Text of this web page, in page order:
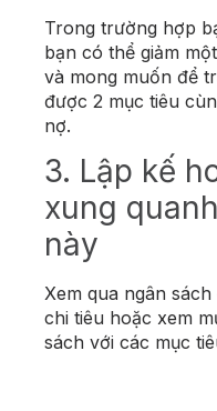
Trong trường hợp
bạn có thể giảm
và mong muốn để
được 2 mục tiêu
nợ.
3. Lập kế
xung
này
Xem qua ngân
chi tiêu hoặc xem
sách với các mục